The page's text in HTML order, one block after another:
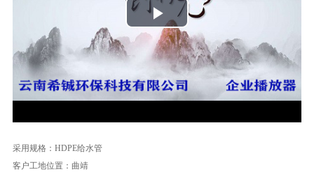
Play
Video
采用规格：HDPE给水管
客户工地位置：曲靖